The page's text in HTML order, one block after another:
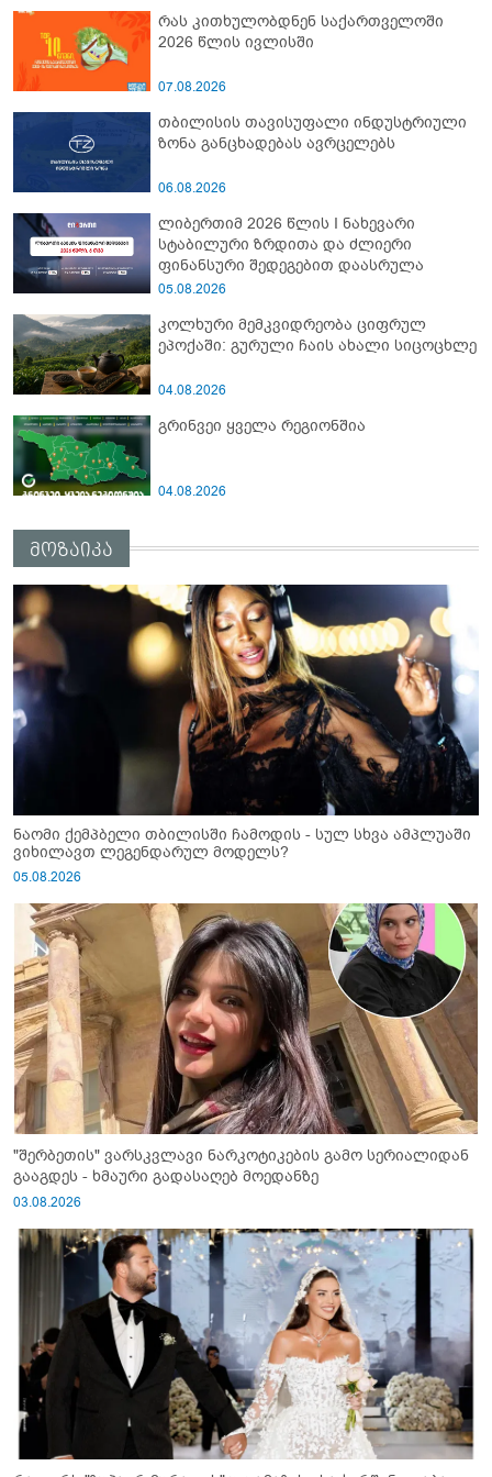
რას კითხულობდნენ საქართველოში
2026 წლის ივლისში
07.08.2026
თბილისის თავისუფალი ინდუსტრიული
ზონა განცხადებას ავრცელებს
06.08.2026
ლიბერთიმ 2026 წლის I ნახევარი
სტაბილური ზრდითა და ძლიერი
ფინანსური შედეგებით დაასრულა
05.08.2026
კოლხური მემკვიდრეობა ციფრულ
ეპოქაში: გურული ჩაის ახალი სიცოცხლე
04.08.2026
გრინვეი ყველა რეგიონშია
04.08.2026
მოზაიკა
ნაომი ქემპბელი თბილისში ჩამოდის - სულ სხვა ამპლუაში
ვიხილავთ ლეგენდარულ მოდელს?
05.08.2026
"შერბეთის" ვარსკვლავი ნარკოტიკების გამო სერიალიდან
გააგდეს - ხმაური გადასაღებ მოედანზე
03.08.2026